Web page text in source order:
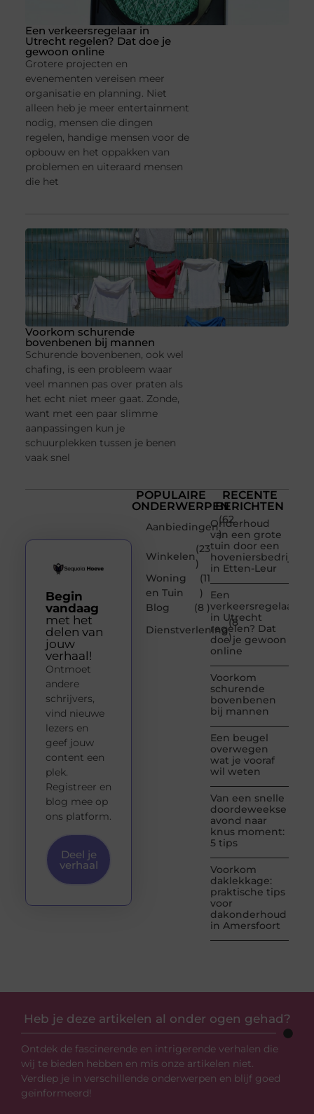
Een verkeersregelaar in
Utrecht regelen? Dat doe je
gewoon online
Grotere projecten en
evenementen vereisen meer
organisatie en planning. Niet
alleen heb je meer entertainment
nodig, mensen die dingen
regelen, handige mensen voor de
opbouw en het oppakken van
problemen en uiteraard mensen
die het
Voorkom schurende
bovenbenen bij mannen
Schurende bovenbenen, ook wel
chafing, is een probleem waar
veel mannen pas over praten als
het echt niet meer gaat. Zonde,
want met een paar slimme
aanpassingen kun je
schuurplekken tussen je benen
vaak snel
POPULAIRE
ONDERWERPEN
Aanbiedingen
(62
)
Winkelen
(23
)
Woning
en Tuin
(11
)
Blog
(8 )
Dienstverlening
(8
)
RECENTE
BERICHTEN
Onderhoud
van een grote
tuin door een
hoveniersbedrijf
in Etten-Leur
Een
verkeersregelaar
in Utrecht
regelen? Dat
doe je gewoon
online
Voorkom
schurende
bovenbenen
bij mannen
Een beugel
overwegen
wat je vooraf
wil weten
Van een snelle
doordeweekse
avond naar
knus moment:
5 tips
Voorkom
daklekkage:
praktische tips
voor
dakonderhoud
in Amersfoort
Begin
vandaag
met het
delen van
jouw
verhaal!
Ontmoet
andere
schrijvers,
vind nieuwe
lezers en
geef jouw
content een
plek.
Registreer en
blog mee op
ons platform.
Deel je
verhaal
Heb je deze artikelen al onder ogen gehad?
Ontdek de fascinerende en intrigerende verhalen die
wij te bieden hebben en mis onze artikelen niet.
Verdiep je in verschillende onderwerpen en blijf goed
geïnformeerd!